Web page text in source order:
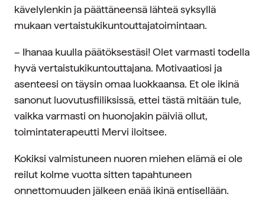
kävelylenkin ja päättäneensä lähteä syksyllä
mukaan vertaistukikuntouttajatoimintaan.
– Ihanaa kuulla päätöksestäsi! Olet varmasti todella
hyvä vertaistukikuntouttajana. Motivaatiosi ja
asenteesi on täysin omaa luokkaansa. Et ole ikinä
sanonut luovutusfiiliksissä, ettei tästä mitään tule,
vaikka varmasti on huonojakin päiviä ollut,
toimintaterapeutti Mervi iloitsee.
Kokiksi valmistuneen nuoren miehen elämä ei ole
reilut kolme vuotta sitten tapahtuneen
onnettomuuden jälkeen enää ikinä entisellään.